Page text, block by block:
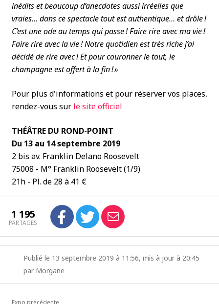
inédits et beaucoup d’anecdotes aussi irréelles que
vraies… dans ce spectacle tout est authentique… et drôle !
C’est une ode au temps qui passe ! Faire rire avec ma vie !
Faire rire avec la vie ! Notre quotidien est très riche j’ai
décidé de rire avec ! Et pour couronner le tout, le
champagne est offert à la fin ! »
Pour plus d'informations et pour réserver vos places,
rendez-vous sur le site officiel
THÉÂTRE DU ROND-POINT
Du 13 au 14 septembre 2019
2 bis av. Franklin Delano Roosevelt
75008 - M° Franklin Roosevelt (1/9)
21h - Pl. de 28 à 41 €
1 195
PARTAGES
Publié le 13 septembre 2019 à 11:56, mis à jour à 20:45
par Morgane
Expo précédente